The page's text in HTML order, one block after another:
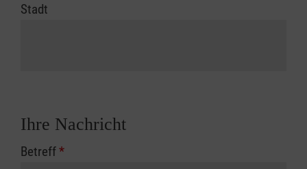
Stadt
Ihre Nachricht
Betreff*